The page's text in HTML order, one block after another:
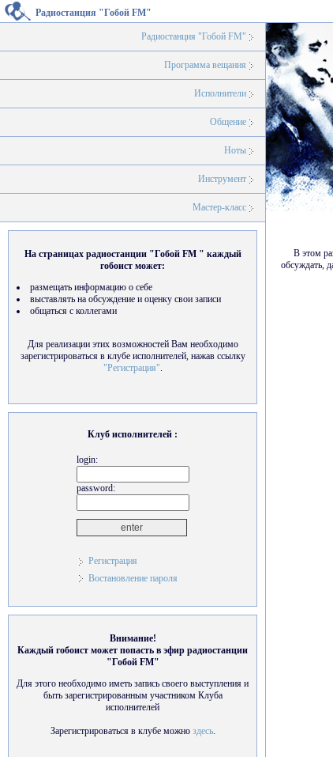
Радиостанция "Гобой FM"
Радиостанция "Гобой FM"
Программа вещания
Исполнители
Общение
Ноты
Инструмент
Мастер-класс
На страницах радиостанции "Гобой FM " каждый
гобоист может:
размещать информацию о себе
выставлять на обсуждение и оценку свои записи
общаться с коллегами
Для реализации этих возможностей Вам необходимо
зарегистрироваться в клубе исполнителей, нажав ссылку
"Регистрация".
Клуб исполнителей :
login:
password:
Регистрация
Востановление пароля
Внимание!
Каждый гобоист может попасть в эфир радиостанции
"Гобой FM"
Для этого необходимо иметь запись своего выступления и
быть зарегистрированным участником Клуба
исполнителей
Зарегистрироваться в клубе можно здесь.
В этом
обсуждать,